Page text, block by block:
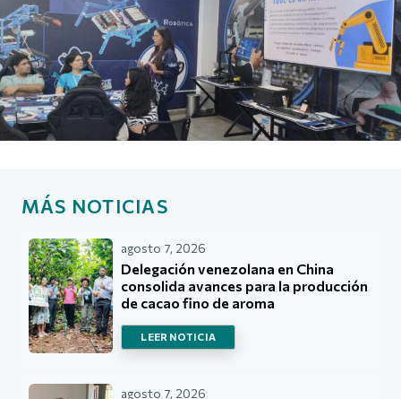
MÁS NOTICIAS
agosto 7, 2026
Delegación venezolana en China
consolida avances para la producción
de cacao fino de aroma
LEER NOTICIA
agosto 7, 2026